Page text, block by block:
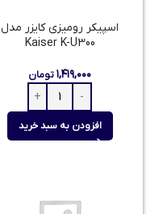
اسپیکر رومیزی کایزر مدل
Kaiser K-U300
۱,۴۱۹,۰۰۰تومان
افزودن به سبد خرید